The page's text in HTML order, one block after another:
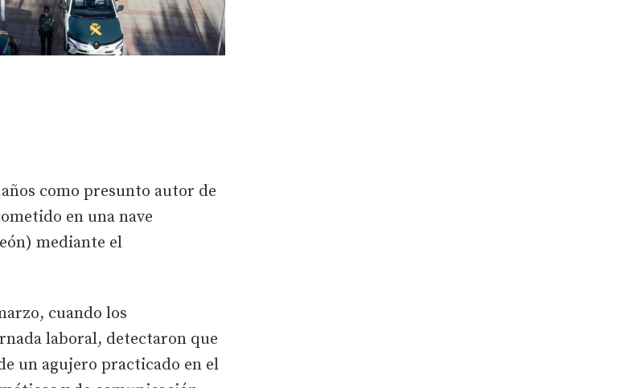
como presunto autor de
en una nave
mediante el
cuando los
laboral, detectaron que
un agujero practicado en el